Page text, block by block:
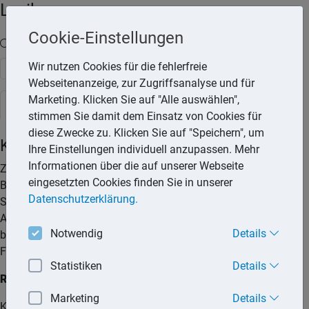
Lexika
Volltext-Suche in den Lexika
Suchen
Steuerlexikon
Kinderbetreuungskosten
Zu den Kinderbetreuungskosten gehören Ausgaben für die
Betreuung eines Kindes, das zum Haushalt des
Steuerpflichtigen gehört. Hiervon ausgenommen sind
Aufwendungen für Unterricht und die Vermittlung von
besonderen Fähigkeiten sowie für sportliche und andere
Freizeitbetätigungen.
Rechtslage seit 01.01.2012
Cookie-Einstellungen
Wir nutzen Cookies für die fehlerfreie
Webseitenanzeige, zur Zugriffsanalyse und für
Marketing. Klicken Sie auf "Alle auswählen",
stimmen Sie damit dem Einsatz von Cookies für
diese Zwecke zu. Klicken Sie auf "Speichern", um
Ihre Einstellungen individuell anzupassen. Mehr
Informationen über die auf unserer Webseite
eingesetzten Cookies finden Sie in unserer
Datenschutzerklärung.
Notwendig Details
Statistiken Details
Marketing Details